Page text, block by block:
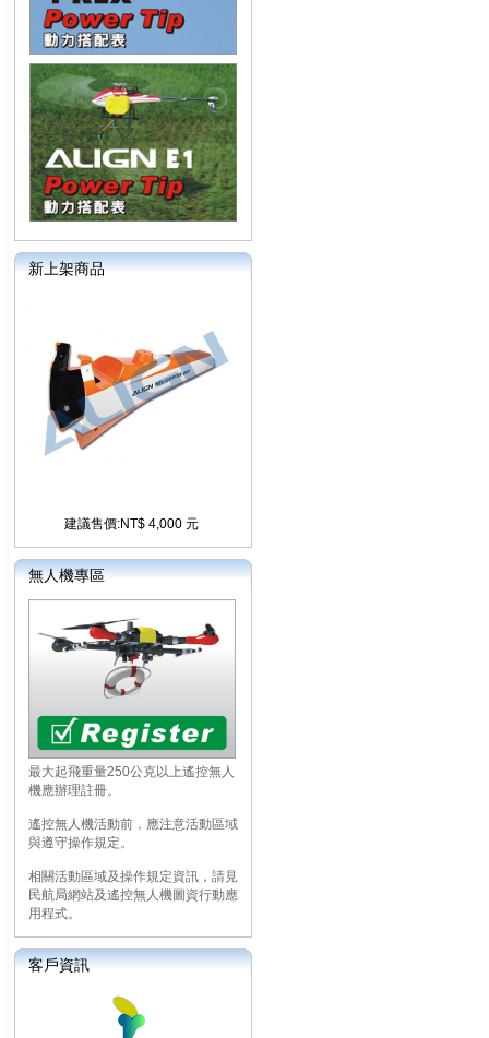
新上架商品
建議售價:NT$ 4,000 元
無人機專區
最大起飛重量250公克以上遙控無人
機應辦理註冊。
遙控無人機活動前，應注意活動區域
與遵守操作規定。
相關活動區域及操作規定資訊，請見
民航局網站及遙控無人機圖資行動應
用程式。
客戶資訊